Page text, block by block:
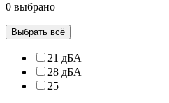
0 выбрано
Выбрать всё
21 дБА
28 дБА
25